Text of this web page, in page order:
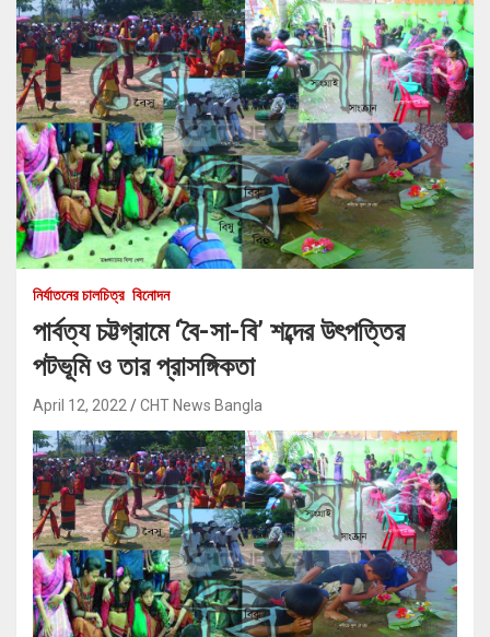
নির্যাতনের চালচিত্র বিনোদন
পার্বত্য চট্টগ্রামে ‘বৈ-সা-বি’ শব্দের উৎপত্তির
পটভূমি ও তার প্রাসঙ্গিকতা
April 12, 2022 CHT News Bangla